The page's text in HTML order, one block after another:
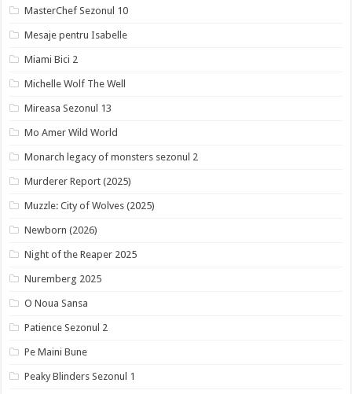
MasterChef Sezonul 10
Mesaje pentru Isabelle
Miami Bici 2
Michelle Wolf The Well
Mireasa Sezonul 13
Mo Amer Wild World
Monarch legacy of monsters sezonul 2
Murderer Report (2025)
Muzzle: City of Wolves (2025)
Newborn (2026)
Night of the Reaper 2025
Nuremberg 2025
O Noua Sansa
Patience Sezonul 2
Pe Maini Bune
Peaky Blinders Sezonul 1